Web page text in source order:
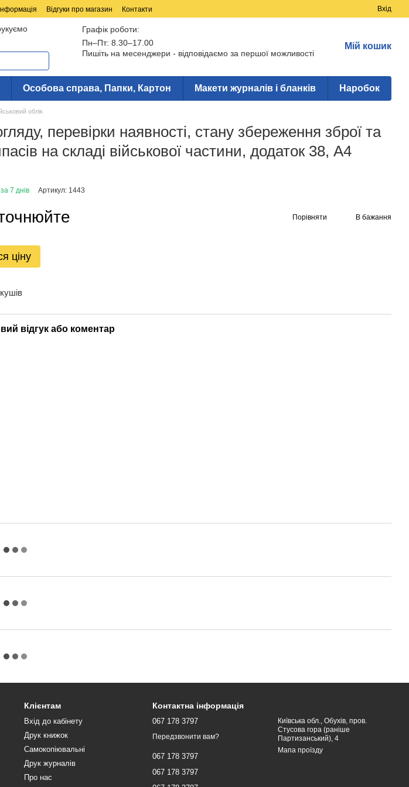
Інформація Відгуки про магазин Контакти Вхід
Графік роботи:
Пн–Пт: 8.30–17.00
Пишіть на месенджери - відповідаємо за першої можливості
Мій кошик
Особова справа, Папки, Картон Макети журналів і бланків Наробок
облік
перевірки наявності, стану збереження зброї та
на складі військової частини, додаток 38, А4
7 днів Артикул: 1443
Порівняти В бажання
ціну
відгук або коментар
Клієнтам
Вхід до кабінету
Друк книжок
Самокопіювальні
Друк журналів
Про нас
Контактна інформація
067 178 3797
Передзвонити вам?
067 178 3797
067 178 3797
Київська обл., Обухів, пров.
Стусова гора (раніше
Партизанський), 4
Мапа проїзду